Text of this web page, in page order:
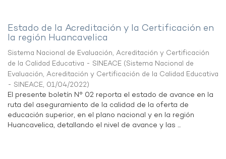
Estado de la Acreditación y la Certificación en
la región Huancavelica
Sistema Nacional de Evaluación, Acreditación y Certificación
de la Calidad Educativa - SINEACE (Sistema Nacional de
Evaluación, Acreditación y Certificación de la Calidad Educativa
- SINEACE, 01/04/2022)
El presente boletín N° 02 reporta el estado de avance en la
ruta del aseguramiento de la calidad de la oferta de
educación superior, en el plano nacional y en la región
Huancavelica, detallando el nivel de avance y las ...